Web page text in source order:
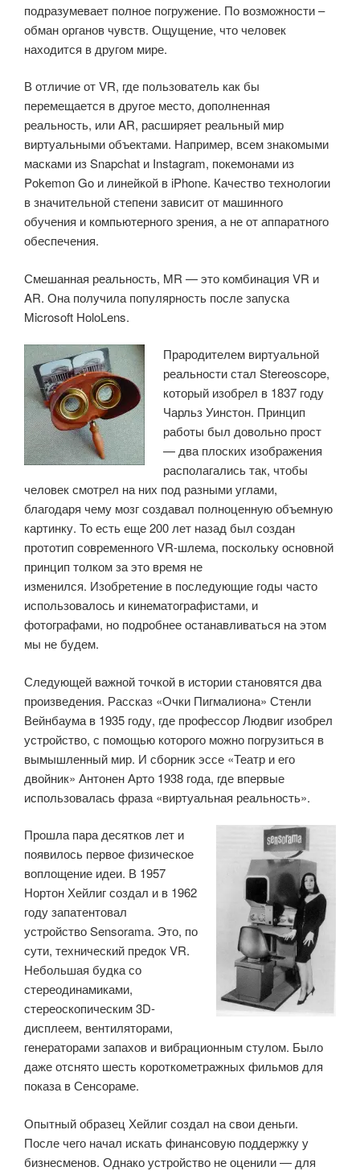
подразумевает полное погружение. По возможности –
обман органов чувств. Ощущение, что человек
находится в другом мире.
В отличие от VR, где пользователь как бы
перемещается в другое место, дополненная
реальность, или AR, расширяет реальный мир
виртуальными объектами. Например, всем знакомыми
масками из Snapchat и Instagram, покемонами из
Pokemon Go и линейкой в iPhone. Качество технологии
в значительной степени зависит от машинного
обучения и компьютерного зрения, а не от аппаратного
обеспечения.
Смешанная реальность, MR — это комбинация VR и
AR. Она получила популярность после запуска
Microsoft HoloLens.
Прародителем виртуальной
реальности стал Stereoscope,
который изобрел в 1837 году
Чарльз Уинстон. Принцип
работы был довольно прост
— два плоских изображения
располагались так, чтобы
человек смотрел на них под разными углами,
благодаря чему мозг создавал полноценную объемную
картинку. То есть еще 200 лет назад был создан
прототип современного VR-шлема, поскольку основной
принцип толком за это время не
изменился. Изобретение в последующие годы часто
использовалось и кинематографистами, и
фотографами, но подробнее останавливаться на этом
мы не будем.
Следующей важной точкой в истории становятся два
произведения. Рассказ «Очки Пигмалиона» Стенли
Вейнбаума в 1935 году, где профессор Людвиг изобрел
устройство, с помощью которого можно погрузиться в
вымышленный мир. И сборник эссе «Театр и его
двойник» Антонен Арто 1938 года, где впервые
использовалась фраза «виртуальная реальность».
Прошла пара десятков лет и
появилось первое физическое
воплощение идеи. В 1957
Нортон Хейлиг создал и в 1962
году запатентовал
устройство Sensorama. Это, по
сути, технический предок VR.
Небольшая будка со
стереодинамиками,
стереоскопическим 3D-
дисплеем, вентиляторами,
генераторами запахов и вибрационным стулом. Было
даже отснято шесть короткометражных фильмов для
показа в Сенсораме.
Опытный образец Хейлиг создал на свои деньги.
После чего начал искать финансовую поддержку у
бизнесменов. Однако устройство не оценили — для